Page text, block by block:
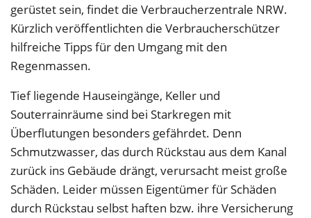
gerüstet sein, findet die Verbraucherzentrale NRW.
Kürzlich veröffentlichten die Verbraucherschützer
hilfreiche Tipps für den Umgang mit den
Regenmassen.
Tief liegende Hauseingänge, Keller und
Souterrainräume sind bei Starkregen mit
Überflutungen besonders gefährdet. Denn
Schmutzwasser, das durch Rückstau aus dem Kanal
zurück ins Gebäude drängt, verursacht meist große
Schäden. Leider müssen Eigentümer für Schäden
durch Rückstau selbst haften bzw. ihre Versicherung